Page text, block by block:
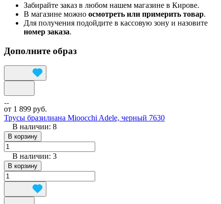
Забирайте заказ в любом нашем магазине в Кирове.
В магазине можно осмотреть или примерить товар.
Для получения подойдите в кассовую зону и назовите
номер заказа.
Дополните образ
от 1 899 руб.
Трусы бразилиана Mioocchi Adele, черный 7630
В наличии: 8
В корзину
В наличии: 3
В корзину